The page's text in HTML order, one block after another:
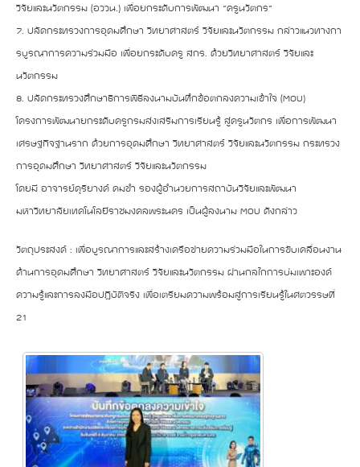
วิจัยและนวัตกรรม (อววน.) เพื่อยกระดับการพัฒนา “ครูนวัตกร”
7. ปลัดกระทรวงการอุดมศึกษา วิทยาศาสตร์ วิจัยและนวัตกรรม กล่าวแนวทางกา
รบูรณาการความร่วมมือ เพื่อยกระดับครู สกร. ด้วยวิทยาศาสตร์ วิจัยและ
นวัตกรรม
8. ปลัดกระทรวงศึกษาธิการพิธีลงนามบันทึกข้อตกลงความเข้าใจ (MOU)
โครงการพัฒนายกระดับครูกรมส่งเสริมการเรียนรู้ สู่ครูนวัตกร เพื่อการพัฒนา
เศรษฐกิจฐานราก ด้วยการอุดมศึกษา วิทยาศาสตร์ วิจัยและนวัตกรรม กระทรวง
การอุดมศึกษา วิทยาศาสตร์ วิจัยและนวัตกรรม
โดยมี อาจารย์ดุริยางค์ คมขำ รองผู้อำนวยการสถาบันวิจัยและพัฒนา
มหาวิทยาลัยเทคโนโลยีราชมงคลพระนคร เป็นผู้ลงนาม MOU ดังกล่าว
วัตถุประสงค์ : เพื่อบูรณาการและสร้างเครือข่ายความร่วมมือในการขับเคลื่อนงาน
ด้านการอุดมศึกษา วิทยาศาสตร์ วิจัยและนวัตกรรม ผ่านกลไกการบ่มเพาะองค์
ความรู้และการลงมือปฏิบัติจริง เพื่อเตรียมความพร้อมสู่การเรียนรู้ในศตวรรษที่
21